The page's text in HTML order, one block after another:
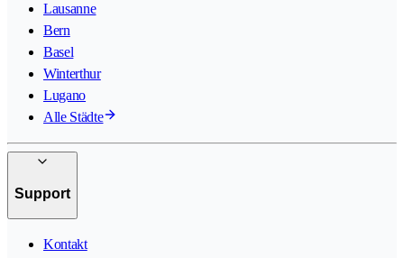
Lausanne
Bern
Basel
Winterthur
Lugano
Alle Städte
Support
Kontakt